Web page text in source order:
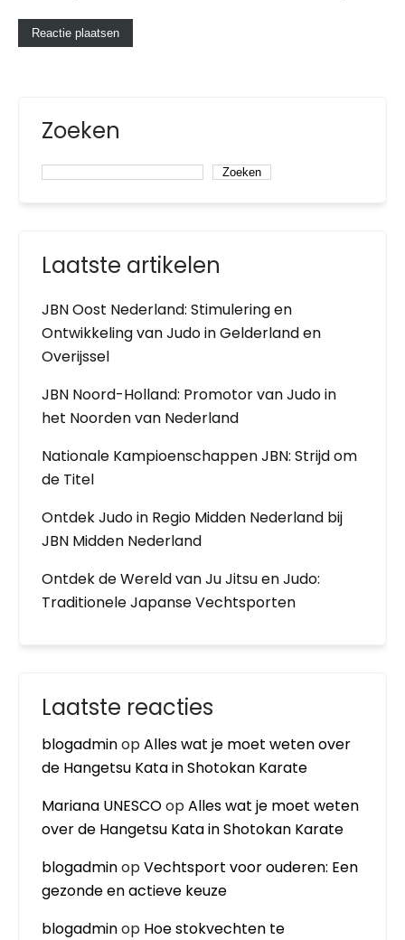
Zoeken
Zoeken
Laatste artikelen
JBN Oost Nederland: Stimulering en
Ontwikkeling van Judo in Gelderland en
Overijssel
JBN Noord-Holland: Promotor van Judo in
het Noorden van Nederland
Nationale Kampioenschappen JBN: Strijd om
de Titel
Ontdek Judo in Regio Midden Nederland bij
JBN Midden Nederland
Ontdek de Wereld van Ju Jitsu en Judo:
Traditionele Japanse Vechtsporten
Laatste reacties
blogadminopAlles wat je moet weten over
de Hangetsu Kata in Shotokan Karate
Mariana UNESCOopAlles wat je moet weten
over de Hangetsu Kata in Shotokan Karate
blogadminopVechtsport voor ouderen: Een
gezonde en actieve keuze
blogadminop Hoe stokvechten te